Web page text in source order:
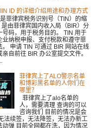
ID 的详细介绍用途和办理方式
菲律宾税务识别号（TIN）的缩
是由菲律宾国内收入局（BIR）分
号码，用于税务目的。 TIN 用于
业纳税申报、支付税款和遵守菲
。 申请 TIN 可通过 BIR 网站在线
亲自前往 BIR 办公室提交文件。
菲律宾上了ALO警示名单
和博彩黑名单的人你们在
哪里？
菲律宾上了alo名单的
人，需要清理 查询的可以
咨询我们 目前的情况是会
法续签，无法降签，无法办新工
动弹 目前全网都在洗，因为情况